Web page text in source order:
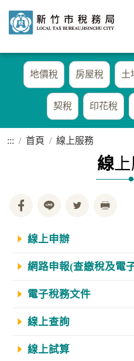
地價稅 房屋稅 土
契稅 印花稅
::: 首頁 線上服務
線
線上申辦
網路申報(查繳稅及電
電子稅務文件
線上查詢
線上試算